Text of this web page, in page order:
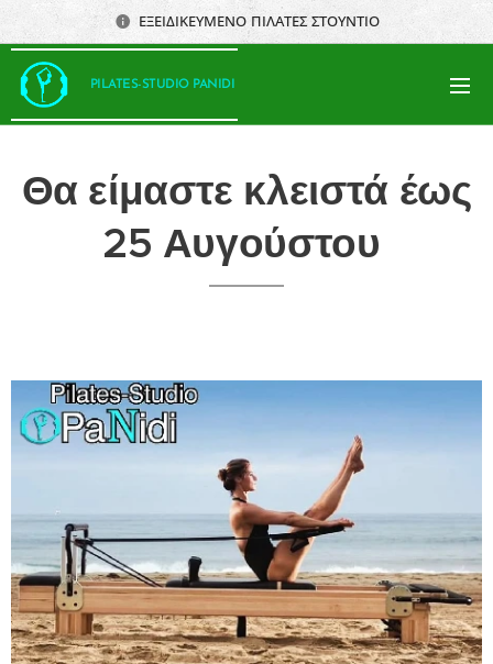
ΕΞΕΙΔΙΚΕΥΜΕΝΟ ΠΙΛΑΤΕΣ ΣΤΟΥΝΤΙΟ
PILATES-STUDIO PANIDI
Θα είμαστε κλειστά έως
25 Αυγούστου